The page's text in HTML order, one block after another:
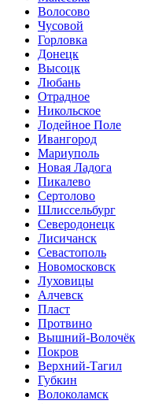
Волосово
Чусовой
Горловка
Донецк
Высоцк
Любань
Отрадное
Никольское
Лодейное Поле
Ивангород
Мариуполь
Новая Ладога
Пикалево
Сертолово
Шлиссельбург
Северодонецк
Лисичанск
Севастополь
Новомосковск
Луховицы
Алчевск
Пласт
Протвино
Вышний-Волочёк
Покров
Верхний-Тагил
Губкин
Волоколамск